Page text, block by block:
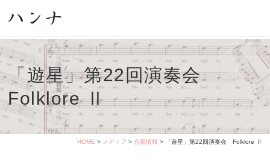
「遊星」第22回演奏会
Folklore Ⅱ
HOME > メディア > 合唱情報 > 「遊星」第22回演奏会 Folklore Ⅱ